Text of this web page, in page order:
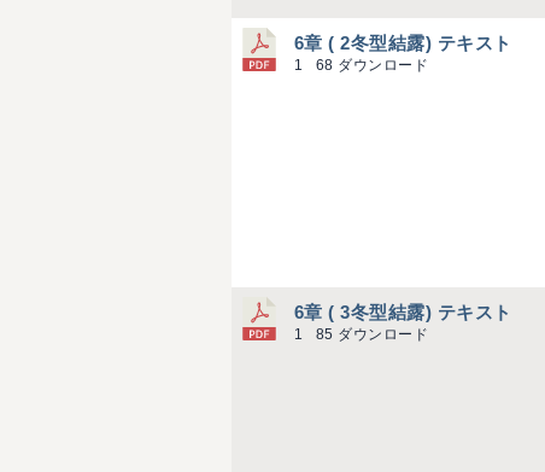
6章 ( 2冬型結露) テキスト
1 68 ダウンロード
6章 ( 3冬型結露) テキスト
1 85 ダウンロード